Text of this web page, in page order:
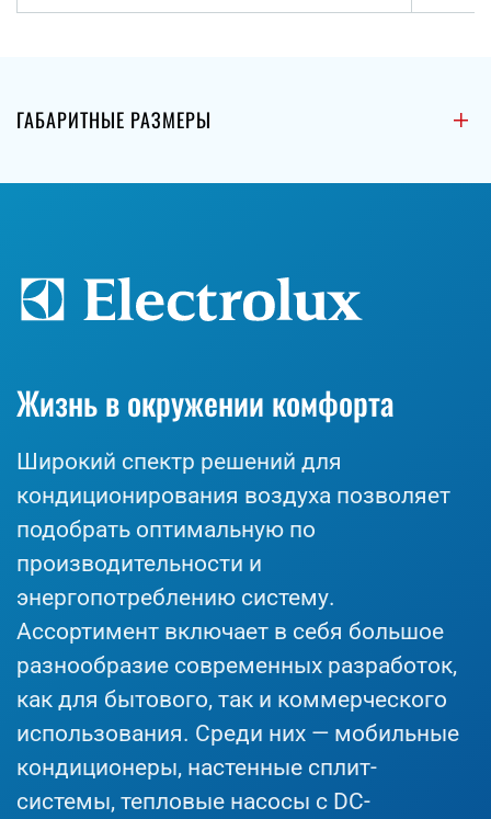
ГАБАРИТНЫЕ РАЗМЕРЫ
Жизнь в окружении комфорта
Широкий спектр решений для
кондиционирования воздуха позволяет
подобрать оптимальную по
производительности и
энергопотреблению систему.
Ассортимент включает в себя большое
разнообразие современных разработок,
как для бытового, так и коммерческого
использования. Среди них — мобильные
кондиционеры, настенные сплит-
системы, тепловые насосы с DC-